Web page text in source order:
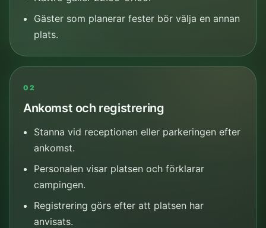
Gäster som planerar fester bör välja en annan
plats.
02
Ankomst och registrering
Stanna vid receptionen eller parkeringen efter
ankomst.
Personalen visar platsen och förklarar
campingen.
Registrering görs efter att platsen har
anvisats.